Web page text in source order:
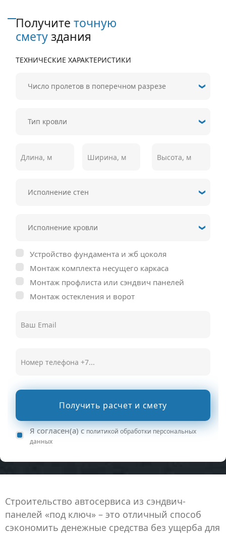
Получите точную
сметуздания
ТЕХНИЧЕСКИЕ ХАРАКТЕРИСТИКИ
Устройство фундамента и жб цоколя
Монтаж комплекта несущего каркаса
Монтаж профлиста или сэндвич панелей
Монтаж остекления и ворот
Получить расчет и смету
Я согласен(а) сполитикой обработки персональных
данных
Строительство автосервиса из сэндвич-
панелей «под ключ» – это отличный способ
сэкономить денежные средства без ущерба для